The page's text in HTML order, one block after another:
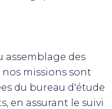
assemblage des
missions sont
du bureau d'étude
en assurant le suivi